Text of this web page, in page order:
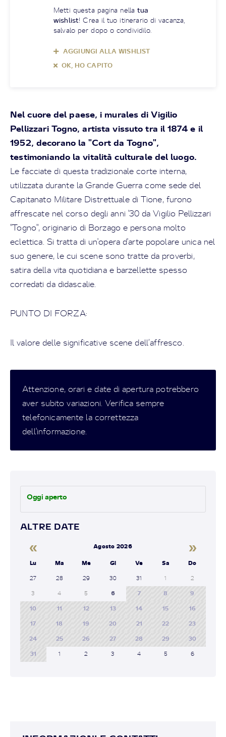
Metti questa pagina nellatua
wishlist! Crea il tuo itinerario di vacanza,
salvalo per dopo o condividilo.
AGGIUNGI ALLA WISHLIST
OK, HO CAPITO
Nel cuore del paese, i murales di Vigilio
Pellizzari Togno, artista vissuto tra il 1874 e il
1952, decorano la "Cort da Togno",
testimoniando la vitalità culturale del luogo.
Le facciate di questa tradizionale corte interna,
utilizzata durante la Grande Guerra come sede del
Capitanato Militare Distrettuale di Tione, furono
affrescate nel corso degli anni '30 da Vigilio Pellizzari
"Togno", originario di Borzago e persona molto
eclettica. Si tratta di un'opera d'arte popolare unica nel
suo genere, le cui scene sono tratte da proverbi,
satira della vita quotidiana e barzellette spesso
corredati da didascalie.
PUNTO DI FORZA:
Il valore delle significative scene dell’affresco.
Attenzione, orari e date di apertura potrebbero
aver subito variazioni. Verifica sempre
telefonicamente la correttezza
dell'informazione.
Oggi aperto
ALTRE DATE
« Agosto 2026 »
Lu Ma Me Gi Ve Sa Do
27 28 29 30 31 1 2
3 4 5 6 7 8 9
10 11 12 13 14 15 16
17 18 19 20 21 22 23
24 25 26 27 28 29 30
31 1 2 3 4 5 6